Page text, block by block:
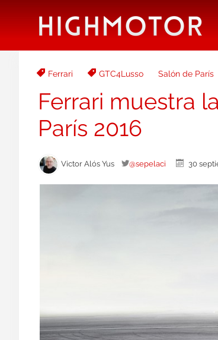
Ferrari GTC4Lusso Salón de París
Ferrari muestra
París 2016
Victor Alós Yus @sepelaci 30